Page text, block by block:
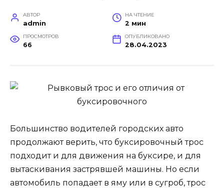
АВТОР
admin
НА ЧТЕНИЕ
2 мин
ПРОСМОТРОВ
66
ОПУБЛИКОВАНО
28.04.2023
Большинство водителей городских авто
продолжают верить, что буксировочный трос
подходит и для движения на буксире, и для
вытаскивания застрявшей машины. Но если
автомобиль попадает в яму или в сугроб, трос